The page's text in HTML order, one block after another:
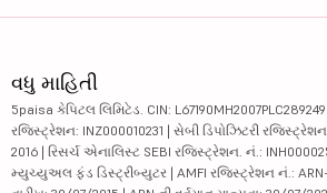
વધુ માહિતી
5paisa કેપિટલ લિમિટેડ. CIN:
રજિસ્ટ્રેશન: INZ000010231 | સેબી ડિપોઝિટરી રજિસ્ટ્રેશન:
2016 | રિસર્ચ એનાલિસ્ટ SEBI રજિસ્ટ્રેશન. નં.:
મ્યુચ્યુઅલ ફંડ ડિસ્ટ્રીબ્યુટર | AMFI રજિસ્ટ્રેશન નં.: ARN-